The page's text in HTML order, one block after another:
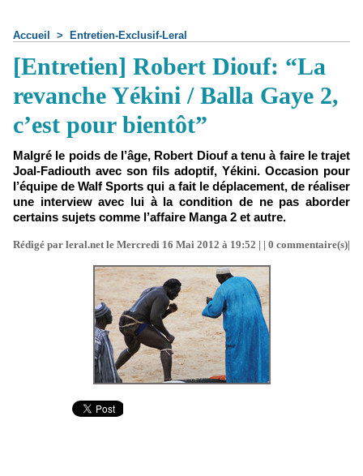
Accueil > Entretien-Exclusif-Leral
[Entretien] Robert Diouf: “La
revanche Yékini / Balla Gaye 2,
c’est pour bientôt”
Malgré le poids de l’âge, Robert Diouf a tenu à faire le trajet
Joal-Fadiouth avec son fils adoptif, Yékini. Occasion pour
l’équipe de Walf Sports qui a fait le déplacement, de réaliser
une interview avec lui à la condition de ne pas aborder
certains sujets comme l’affaire Manga 2 et autre.
Rédigé par leral.net le Mercredi 16 Mai 2012 à 19:52 | | 0 commentaire(s)|